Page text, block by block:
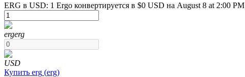
USDT-фьючерсы
Фьючерсы с использованием USDT в качестве обеспечения
ERG в USD: 1 Ergo конвертируется в $0 USD на August 8 at 2:00 PM
ergerg
USD
Купить erg (erg)